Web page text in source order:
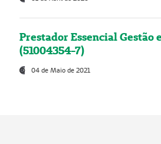
Prestador Essencial Gestão
(51004354-7)
04 de Maio de 2021